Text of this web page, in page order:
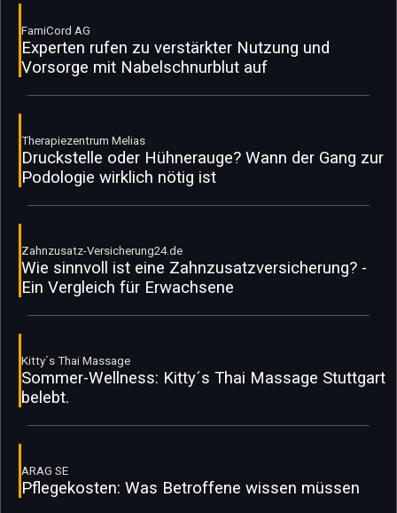
FamiCord AG
Experten rufen zu verstärkter Nutzung und
Vorsorge mit Nabelschnurblut auf
Therapiezentrum Melias
Druckstelle oder Hühnerauge? Wann der Gang zur
Podologie wirklich nötig ist
Zahnzusatz-Versicherung24.de
Wie sinnvoll ist eine Zahnzusatzversicherung? -
Ein Vergleich für Erwachsene
Kitty´s Thai Massage
Sommer-Wellness: Kitty´s Thai Massage Stuttgart
belebt.
ARAG SE
Pflegekosten: Was Betroffene wissen müssen